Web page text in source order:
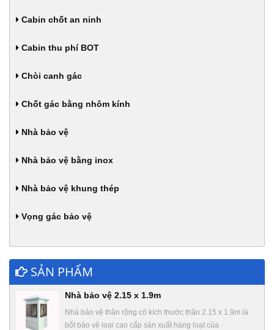
Cabin chốt an ninh
Cabin thu phí BOT
Chòi canh gác
Chốt gác bằng nhôm kính
Nhà bảo vệ
Nhà bảo vệ bằng inox
Nhà bảo vệ khung thép
Vọng gác bảo vệ
SẢN PHẨM
Nhà bảo vệ 2.15 x 1.9m
Nhà bảo vệ thân rộng có kích thước thân 2.15 x 1.9m là
bốt bảo vệ loại cao cấp sản xuất hàng loạt của